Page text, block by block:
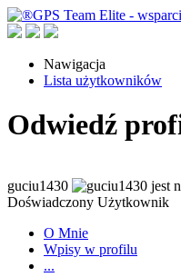
Nawigacja
Lista użytkowników
Odwiedź
guciu1430
Doświadczony Użytkownik
O Mnie
Wpisy w profilu
...